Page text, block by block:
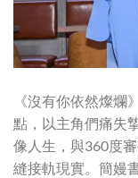
《沒有你依然燦爛
點，以主角們痛失
像人生，與360度
縫接軌現實。簡嫚